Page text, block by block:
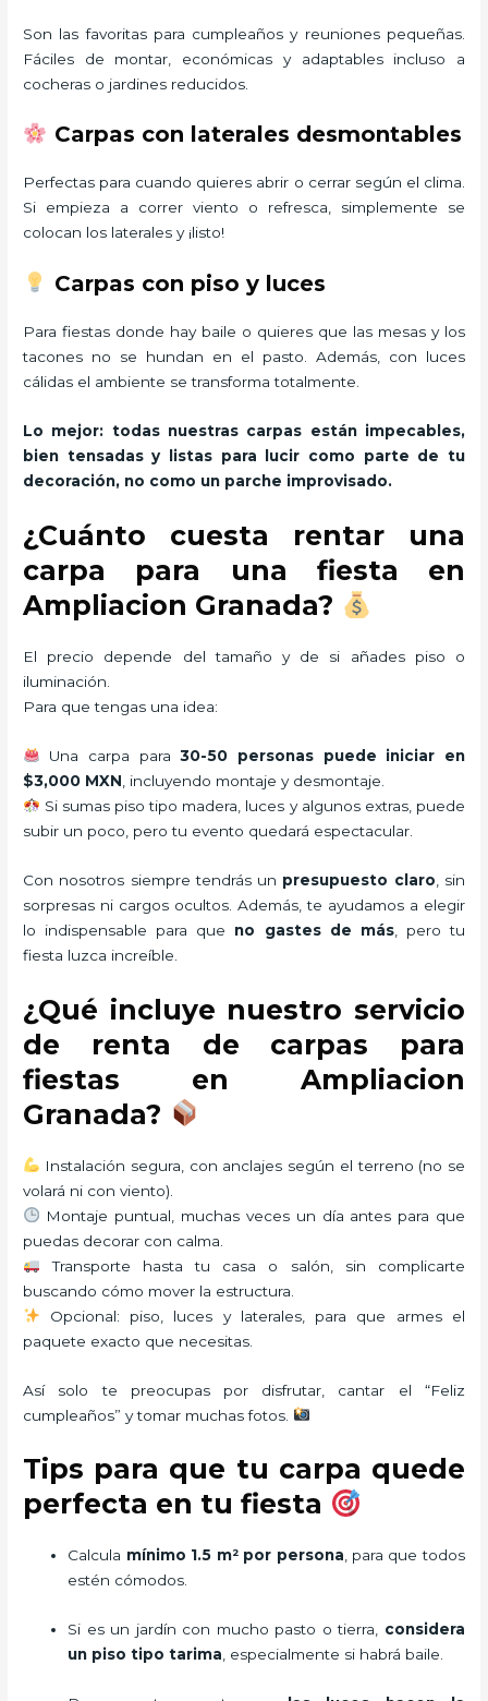
Son las favoritas para cumpleaños y reuniones pequeñas.
Fáciles de montar, económicas y adaptables incluso a
cocheras o jardines reducidos.
Carpas con laterales desmontables
Perfectas para cuando quieres abrir o cerrar según el clima.
Si empieza a correr viento o refresca, simplemente se
colocan los laterales y ¡listo!
Carpas con piso y luces
Para fiestas donde hay baile o quieres que las mesas y los
tacones no se hundan en el pasto. Además, con luces
cálidas el ambiente se transforma totalmente.
Lo mejor: todas nuestras carpas están impecables,
bien tensadas y listas para lucir como parte de tu
decoración, no como un parche improvisado.
¿Cuánto cuesta rentar una
carpa para una fiesta en
Ampliacion Granada?
El precio depende del tamaño y de si añades piso o
iluminación.
Para que tengas una idea:
Una carpa para30-50 personas puede iniciar en
$3,000 MXN , incluyendo montaje y desmontaje.
Si sumas piso tipo madera, luces y algunos extras, puede
subir un poco, pero tu evento quedará espectacular.
Con nosotros siempre tendrás un presupuesto claro , sin
sorpresas ni cargos ocultos. Además, te ayudamos a elegir
lo indispensable para que no gastes de más, pero tu
fiesta luzca increíble.
¿Qué incluye nuestro servicio
de renta de carpas para
fiestas en Ampliacion
Granada?
Instalación segura, con anclajes según el terreno (no se
volará ni con viento).
Montaje puntual, muchas veces un día antes para que
puedas decorar con calma.
Transporte hasta tu casa o salón, sin complicarte
buscando cómo mover la estructura.
Opcional: piso, luces y laterales, para que armes el
paquete exacto que necesitas.
Así solo te preocupas por disfrutar, cantar el “Feliz
cumpleaños” y tomar muchas fotos.
Tips para que tu carpa quede
perfecta en tu fiesta
Calcula mínimo 1.5 m² por persona, para que todos
estén cómodos.
Si es un jardín con mucho pasto o tierra, considera
un piso tipo tarima, especialmente si habrá baile.